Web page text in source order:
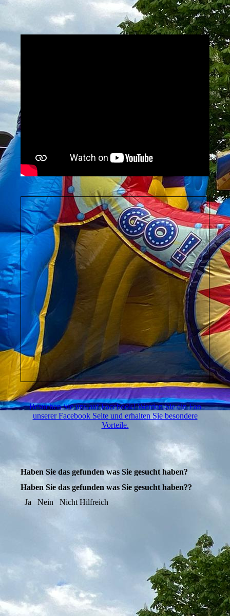
Besuchen Sie uns auf Facebook! Werden Sie ein Fan
unserer Facebook Seite und erhalten Sie besondere
Vorteile.
Haben Sie das gefunden was Sie gesucht haben?
Haben Sie das gefunden was Sie gesucht haben??
Ja
Nein Nicht Hilfreich